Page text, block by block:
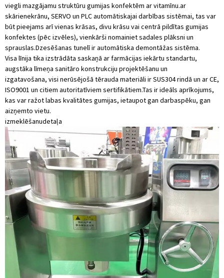
viegli mazgājamu struktūru gumijas konfektēm ar vitamīnu.ar
skārienekrānu, SERVO un PLC automātiskajai darbības sistēmai, tas var
būt pieejams arī vienas krāsas, divu krāsu vai centrā pildītas gumijas
konfektes (pēc izvēles), vienkārši nomainiet sadales plāksni un
sprauslas.Dzesēšanas tunelī ir automātiska demontāžas sistēma.
Visa līnija tika izstrādāta saskaņā ar farmācijas iekārtu standartu,
augstāka līmeņa sanitāro konstrukciju projektēšanu un
izgatavošana, visi nerūsējošā tērauda materiāli ir SUS304 rindā un ar CE,
ISO9001 un citiem autoritatīviem sertifikātiem.Tas ir ideāls aprīkojums,
kas var ražot labas kvalitātes gumijas, ietaupot gan darbaspēku, gan
aizņemto vietu.
izmeklēšanudetaļa